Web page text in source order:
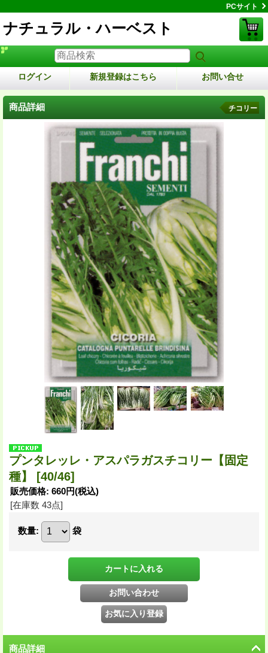
PCサイト
ナチュラル・ハーベスト
ログイン 新規登録はこちら お問い合せ
商品詳細 チコリー
プンタレッレ・アスパラガスチコリー【固定
種】 [40/46]
販売価格: 660円(税込)
[在庫数 43点]
数量: 袋
商品詳細